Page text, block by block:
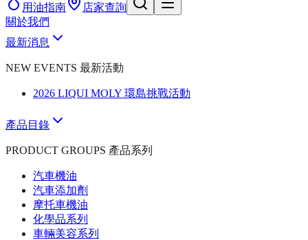
用油指南
店家查詢
關於我們
最新消息
NEW EVENTS 最新活動
2026 LIQUI MOLY 環島挑戰活動
產品目錄
PRODUCT GROUPS 產品系列
汽車機油
汽車添加劑
摩托車機油
化學品系列
車輛美容系列